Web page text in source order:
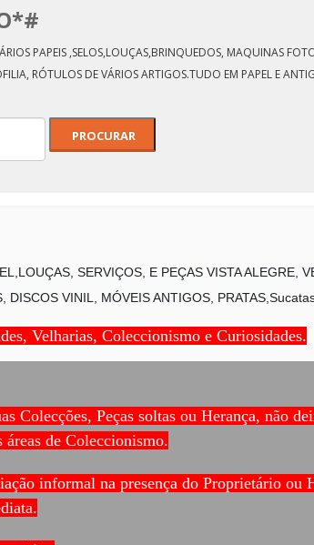
PAPEIS ,SELOS,LOUÇAS,BRINQUEDOS, MAQUINAS
RÓTULOS DE VÁRIOS ARTIGOS.TUDO EM PAPEL E
SERVIÇOS, E PEÇAS VISTA ALEGRE,
DISCOS VINIL, MÓVEIS ANTIGOS,
Velharias, Coleccionismo e Curiosidades.
Colecções, Peças soltas ou Herança, não
áreas de Coleccionismo.
informal na presença do Proprietário ou